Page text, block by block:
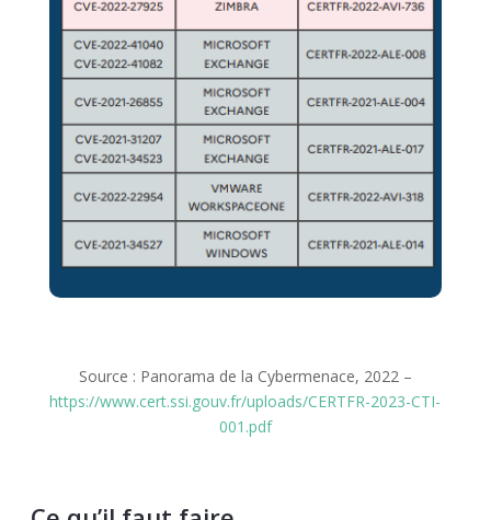
Source : Panorama de la Cybermenace, 2022 –
https://www.cert.ssi.gouv.fr/uploads/CERTFR-2023-CTI-
001.pdf